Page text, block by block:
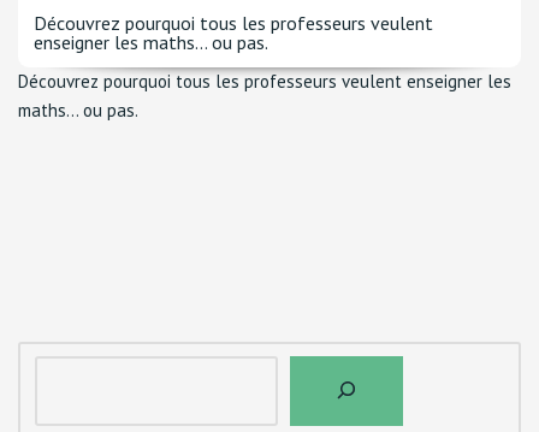
Découvrez pourquoi tous les professeurs veulent
enseigner les maths… ou pas.
Découvrez pourquoi tous les professeurs veulent enseigner les
maths… ou pas.